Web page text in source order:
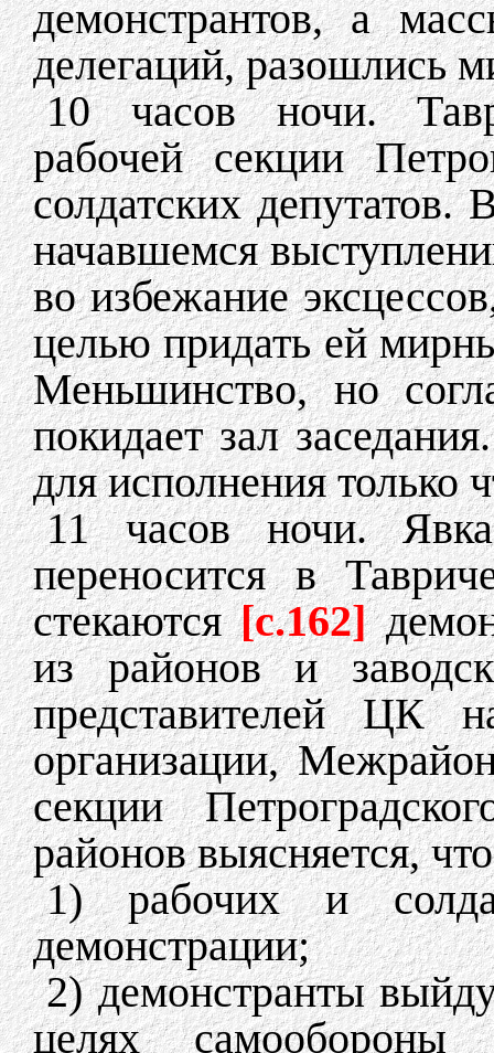
демонстрантов, а
делегаций, разошлись
10 часов ночи.
рабочей секции
солдатских депутатов.
начавшемся
во избежание
целью придать ей
Меньшинство, но
покидает зал
для исполнения только
11 часов ночи.
переносится в
стекаются[c.162]
из районов и
представителей ЦК
организации,
секции
районов выясняется,
1) рабочих и
демонстрации;
2) демонстранты
целях